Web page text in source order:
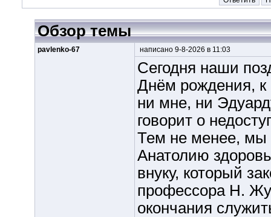
Обзор темы
pavlenko-67 написано 9-8-2026 в 11:03
Сегодня наши
Днём рождения, к
ни мне, ни
говорит о
Тем не менее, мы
Анатолию
внуку, который
профессора Н.
окончания